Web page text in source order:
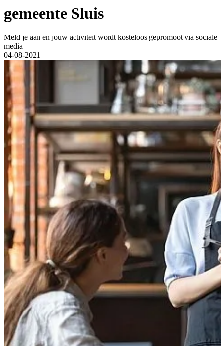
gemeente Sluis
Meld je aan en jouw activiteit wordt kosteloos gepromoot via sociale
media
04-08-2021